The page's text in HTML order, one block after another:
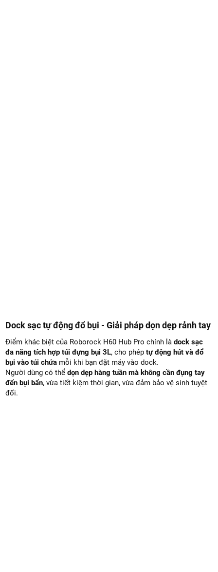
Dock sạc tự động đổ bụi - Giải pháp dọn dẹp rảnh tay
Điểm khác biệt của Roborock H60 Hub Pro chính làdock sạc
đa năng tích hợp túi đựng bụi 3L, cho phéptự động hút và đổ
bụi vào túi chứa mỗi khi bạn đặt máy vào dock.
Người dùng có thểdọn dẹp hàng tuần mà không cần đụng tay
đến bụi bẩn, vừa tiết kiệm thời gian, vừa đảm bảo vệ sinh tuyệt
đối.